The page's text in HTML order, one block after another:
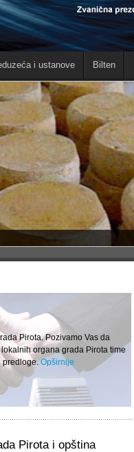
i ustanove Bilten
Pirota. Pozivamo Vas da
organa grada Pirota time
predloge.Opširnije
Pirota i opština